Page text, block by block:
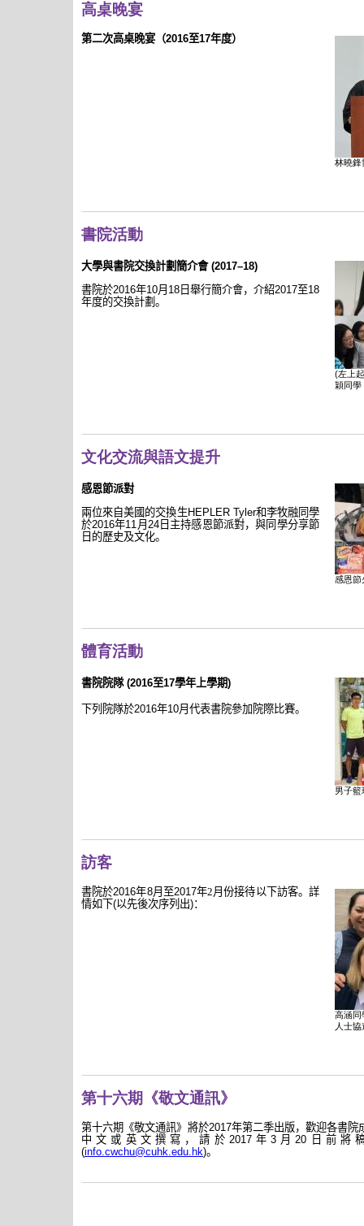
高桌晚宴
第二次高桌晚宴（2016至17年度）
林曉鋒
書院活動
大學與書院交換計劃簡介會 (2017–18)
書院於2016年10月 18 日舉行簡介會，介紹2017至18
年度的交換計劃。
(左上
穎同學
文化交流與語文提升
感恩節派對
兩位來自美國的交換生 HEPLER Tyler和李牧融同學
於2016年11月 24日 主持感恩節派對，與同學分享節
日的歷史及文化。
感恩節
體育活動
書院院隊(2016至17學年上學期)
下列院隊於2016年10月代表書院參加院際比賽。
男子籃
訪客
書院於2016年8月至2017年2月份接待以下訪客。詳
情如下(以先後次序列出)：
高涵同
人士
第十六期《敬文通訊》
第十六期《敬文通訊》將於2017年第二季出版，歡迎各書院
中文或英文撰寫，請於 2017年3 月20 日前將
(info.cwchu@cuhk.edu.hk)。